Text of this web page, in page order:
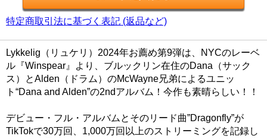
特定商取引法に基づく表記 (返品など)
Lykkelig（リュケリ）2024年お薦め第9弾は、NYCのレーベ
ル『Winspear』より、ブルックリン在住のDana（サック
ス）とAlden（ドラム）のMcWayne兄弟によるユニッ
ト“Dana and Alden”の2ndアルバム！今作も素晴らしい！！
デビュー・フル・アルバムとそのリード曲”Dragonfly”が
TikTokで30万回、1,000万回以上のストリーミングを記録し